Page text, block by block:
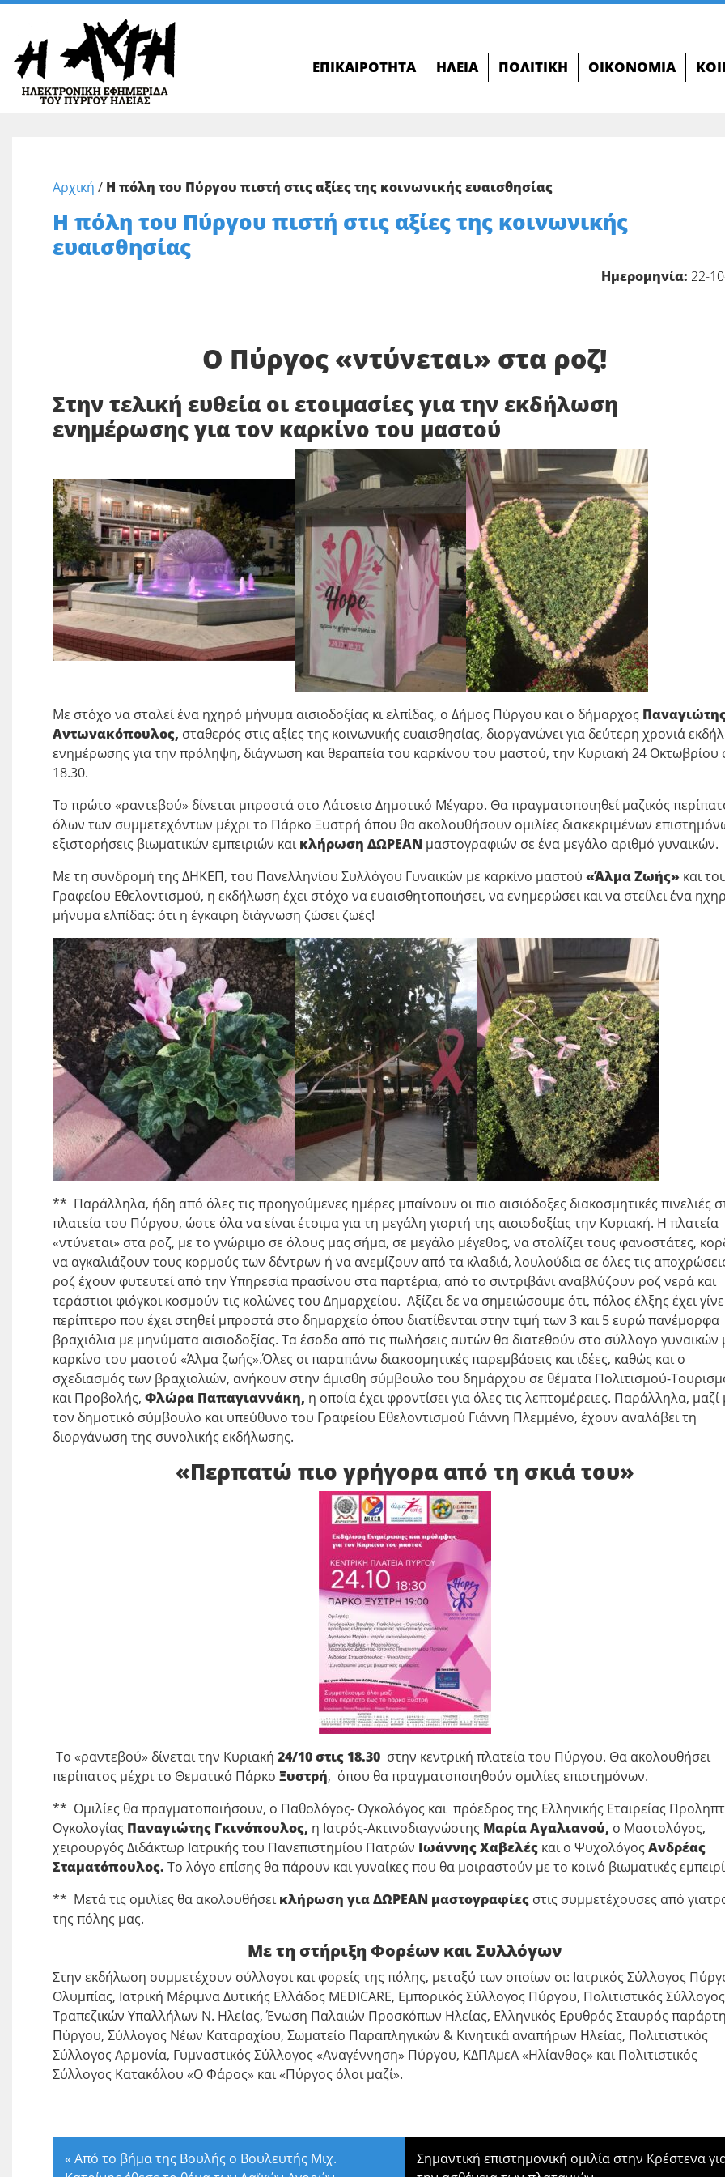
ΕΠΙΚΑΙΡΌΤΗΤΑ ΗΛΕΊΑ ΠΟΛΙΤΙΚΉ ΟΙΚΟΝΟΜΊΑ
Αρχική / Η πόλη του Πύργου πιστή στις αξίες της κοινωνικής ευαισθησίας
Η πόλη του Πύργου πιστή στις αξίες της κοινωνικής
ευαισθησίας
Ημερομηνία: 22-
Ο Πύργος «ντύνεται» στα ροζ!
Στην τελική ευθεία οι ετοιμασίες για την εκδήλωση
ενημέρωσης για τον καρκίνο του μαστού
Με στόχο να σταλεί ένα ηχηρό μήνυμα αισιοδοξίας κι ελπίδας, ο Δήμος Πύργου και ο δήμαρχος
Αντωνακόπουλος, σταθερός στις αξίες της κοινωνικής ευαισθησίας, διοργανώνει για δεύτερη χρονιά
ενημέρωσης για την πρόληψη, διάγνωση και θεραπεία του καρκίνου του μαστού, την Κυριακή 24 Οκτωβρίου
18.30.
Το πρώτο «ραντεβού» δίνεται μπροστά στο Λάτσειο Δημοτικό Μέγαρο. Θα πραγματοποιηθεί μαζικός
όλων των συμμετεχόντων μέχρι το Πάρκο Ξυστρή όπου θα ακολουθήσουν ομιλίες διακεκριμένων
εξιστορήσεις βιωματικών εμπειριών καικλήρωση ΔΩΡΕΑΝ μαστογραφιών σε ένα μεγάλο αριθμό γυναικών.
Με τη συνδρομή της ΔΗΚΕΠ, του Πανελληνίου Συλλόγου Γυναικών με καρκίνο μαστού «Άλμα Ζωής» και
Γραφείου Εθελοντισμού, η εκδήλωση έχει στόχο να ευαισθητοποιήσει, να ενημερώσει και να στείλει ένα
μήνυμα ελπίδας: ότι η έγκαιρη διάγνωση ζώσει ζωές!
** Παράλληλα, ήδη από όλες τις προηγούμενες ημέρες μπαίνουν οι πιο αισιόδοξες διακοσμητικές πινελιές
πλατεία του Πύργου, ώστε όλα να είναι έτοιμα για τη μεγάλη γιορτή της αισιοδοξίας την Κυριακή. Η πλατεία
«ντύνεται» στα ροζ, με το γνώριμο σε όλους μας σήμα, σε μεγάλο μέγεθος, να στολίζει τους φανοστάτες,
να αγκαλιάζουν τους κορμούς των δέντρων ή να ανεμίζουν από τα κλαδιά, λουλούδια σε όλες τις
ροζ έχουν φυτευτεί από την Υπηρεσία πρασίνου στα παρτέρια, από το σιντριβάνι αναβλύζουν ροζ νερά και
τεράστιοι φιόγκοι κοσμούν τις κολώνες του Δημαρχείου. Αξίζει δε να σημειώσουμε ότι, πόλος έλξης έχει
περίπτερο που έχει στηθεί μπροστά στο δημαρχείο όπου διατίθενται στην τιμή των 3 και 5 ευρώ πανέμορφα
βραχιόλια με μηνύματα αισιοδοξίας. Τα έσοδα από τις πωλήσεις αυτών θα διατεθούν στο σύλλογο γυναικών
καρκίνο του μαστού «Άλμα ζωής».Όλες οι παραπάνω διακοσμητικές παρεμβάσεις και ιδέες, καθώς και ο
σχεδιασμός των βραχιολιών, ανήκουν στην άμισθη σύμβουλο του δημάρχου σε θέματα Πολιτισμού-
και Προβολής, Φλώρα Παπαγιαννάκη, η οποία έχει φροντίσει για όλες τις λεπτομέρειες. Παράλληλα, μαζί
τον δημοτικό σύμβουλο και υπεύθυνο του Γραφείου Εθελοντισμού Γιάννη Πλεμμένο, έχουν αναλάβει τη
διοργάνωση της συνολικής εκδήλωσης.
«Περπατώ πιο γρήγορα από τη σκιά του»
Το «ραντεβού» δίνεται την Κυριακή 24/10 στις 18.30 στην κεντρική πλατεία του Πύργου. Θα ακολουθήσει
περίπατος μέχρι το Θεματικό Πάρκο Ξυστρή, όπου θα πραγματοποιηθούν ομιλίες επιστημόνων.
** Ομιλίες θα πραγματοποιήσουν, ο Παθολόγος- Ογκολόγος και πρόεδρος της Ελληνικής Εταιρείας
Ογκολογίας Παναγιώτης Γκινόπουλος, η Ιατρός-Ακτινοδιαγνώστης Μαρία Αγαλιανού, ο Μαστολόγος,
χειρουργός Διδάκτωρ Ιατρικής του Πανεπιστημίου Πατρών Ιωάννης Χαβελές και ο Ψυχολόγος Ανδρέας
Σταματόπουλος. Το λόγο επίσης θα πάρουν και γυναίκες που θα μοιραστούν με το κοινό βιωματικές
** Μετά τις ομιλίες θα ακολουθήσεικλήρωση για ΔΩΡΕΑΝ μαστογραφίες στις συμμετέχουσες από
της πόλης μας.
Με τη στήριξη Φορέων και Συλλόγων
Στην εκδήλωση συμμετέχουν σύλλογοι και φορείς της πόλης, μεταξύ των οποίων οι: Ιατρικός Σύλλογος
Ολυμπίας, Ιατρική Μέριμνα Δυτικής Ελλάδος MEDICARE, Εμπορικός Σύλλογος Πύργου, Πολιτιστικός Σύλλογος
Τραπεζικών Υπαλλήλων Ν. Ηλείας, Ένωση Παλαιών Προσκόπων Ηλείας, Ελληνικός Ερυθρός Σταυρός
Πύργου, Σύλλογος Νέων Καταραχίου, Σωματείο Παραπληγικών & Κινητικά αναπήρων Ηλείας, Πολιτιστικός
Σύλλογος Αρμονία, Γυμναστικός Σύλλογος «Αναγέννηση» Πύργου, ΚΔΠΑμεΑ «Ηλίανθος» και Πολιτιστικός
Σύλλογος Κατακόλου «Ο Φάρος» και «Πύργος όλοι μαζί».
« Από το βήμα της Βουλής ο Βουλευτής Μιχ.
Σημαντική επιστημονική ομιλία στην Κρέστενα